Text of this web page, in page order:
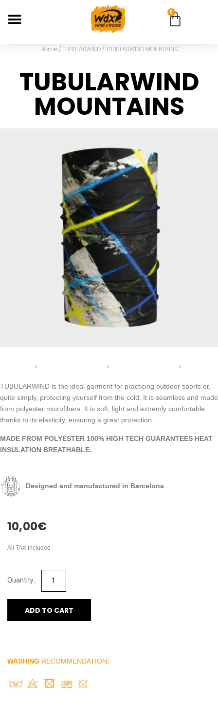
0
Home / TUBULARWIND / TUBULARWIND MOUNTAINS
TUBULARWIND
MOUNTAINS
TUBULARWIND is the ideal garment for practicing outdoor sports or,
quite simply, protecting yourself from the cold. It is seamless and made
from polyester microfibers. It is soft, light and extremly comfortable
thanks to its elasticity, ensuring a great protection.
MADE FROM POLYESTER 100% HIGH TECH GUARANTEES HEAT
INSULATION BREATHABLE.
Designed and manufactured in Barcelona
10,00€
All TAX included
ADD TO CART
WASHING RECOMMENDATION: